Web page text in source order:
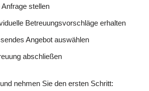
stellen
Betreuungsvorschläge erhalten
Angebot auswählen
abschließen
nehmen Sie den ersten Schritt: